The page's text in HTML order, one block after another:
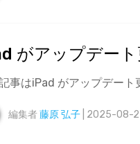
修復
iTunesエラーを修復
iOSデ
タ転送
タ転送
がアップデー
事はiPad がアップデー
編集者藤原 弘子 | 2025-08-